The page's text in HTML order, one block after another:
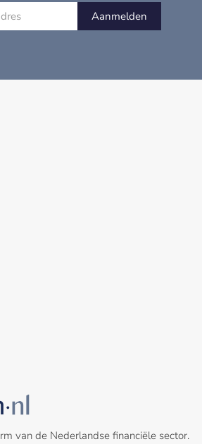
Aanmelden
van de Nederlandse financiële sector.